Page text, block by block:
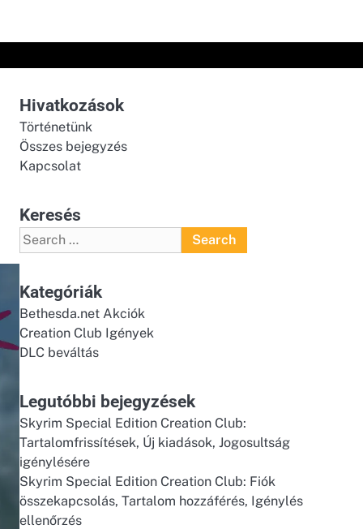
Hivatkozások
Történetünk
Összes bejegyzés
Kapcsolat
Keresés
Search
for:
Kategóriák
Bethesda.net Akciók
Creation Club Igények
DLC beváltás
Legutóbbi bejegyzések
Skyrim Special Edition Creation Club:
Tartalomfrissítések, Új kiadások, Jogosultság
igénylésére
Skyrim Special Edition Creation Club: Fiók
összekapcsolás, Tartalom hozzáférés, Igénylés
ellenőrzés